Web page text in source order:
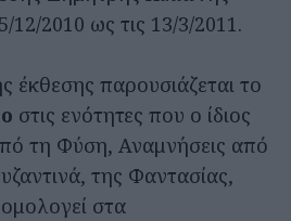
12/2010 ως τις 13/3/2011.
έκθεσης παρουσιάζεται το
στις ενότητες που ο ίδιος
τη Φύση, Αναμνήσεις από
της Φαντασίας,
στα